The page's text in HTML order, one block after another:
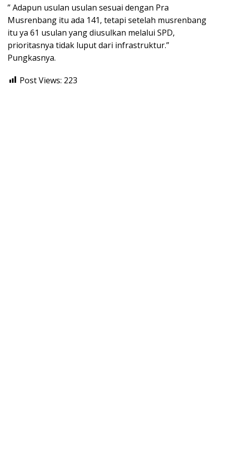
” Adapun usulan usulan sesuai dengan Pra
Musrenbang itu ada 141, tetapi setelah musrenbang
itu ya 61 usulan yang diusulkan melalui SPD,
prioritasnya tidak luput dari infrastruktur.”
Pungkasnya.
Post Views: 223